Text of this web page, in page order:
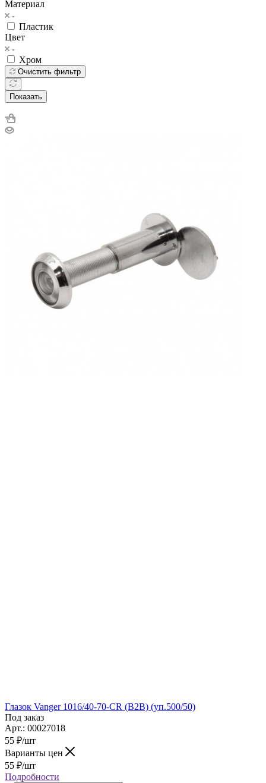
Материал
Пластик
Цвет
Хром
Очистить фильтр
Показать
Глазок Vanger 1016/40-70-CR (B2B) (уп.500/50)
Под заказ
Арт.: 00027018
55 ₽/шт
Варианты цен
55 ₽/шт
Подробности